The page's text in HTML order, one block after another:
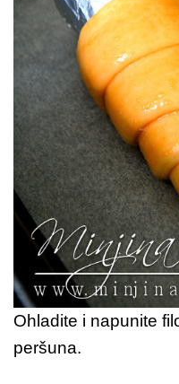
Ohladite i napunite
peršuna.